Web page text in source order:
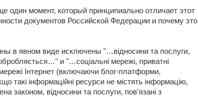
один момент, который принципиально отличает этот
документов Российской Федерации и почему это
в явном виде исключены "…відносини та послуги,
и "…соціальні мережі, приватні
Інтернет (включаючи блог-платформи,
такі інформаційні ресурси не містять інформацію,
законом, відносини та послуги, пов'язані з